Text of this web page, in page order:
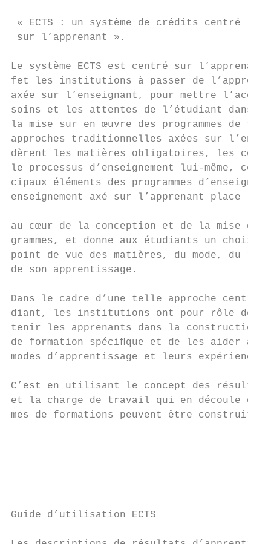
« ECTS : un système de crédits centré
sur l’apprenant ».
Le système ECTS est centré sur
fet les institutions à passer de
axée sur l’enseignant, pour mettre
soins et les attentes de l’étudiant dans
la mise sur en œuvre des programmes de
approches traditionnelles axées sur
dèrent les matières obligatoires, les
le processus d’enseignement lui-même,
cipaux éléments des programmes
enseignement axé sur l’apprenant place
au cœur de la conception et de la mise en
grammes, et donne aux étudiants un
point de vue des matières, du mode, du
de son apprentissage.
Dans le cadre d’une telle approche
diant, les institutions ont pour rôle de
tenir les apprenants dans la construction
de formation spéciﬁque et de les aider à
modes d’apprentissage et leurs
C’est en utilisant le concept des
et la charge de travail qui en découle
mes de formations peuvent être
Guide d’utilisation ECTS